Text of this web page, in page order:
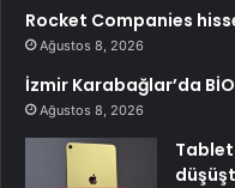
Rocket Companies
Ağustos 8, 2026
İzmir Karabağlar’da
Ağustos 8, 2026
Tablet